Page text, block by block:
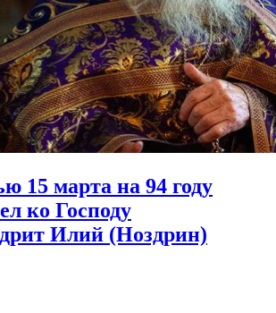
15 марта на 94 году
ко Господу
Илий (Ноздрин)